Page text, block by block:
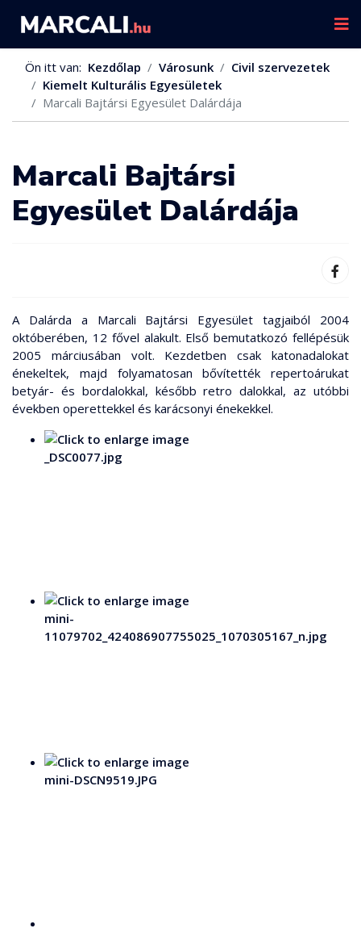
Ön itt van: Kezdőlap Városunk
Civil szervezetek
Kiemelt Kulturális Egyesületek
Marcali Bajtársi Egyesület Dalárdája
Marcali Bajtársi
Egyesület Dalárdája
A Dalárda a Marcali Bajtársi Egyesület tagjaiból 2004
októberében, 12 fővel alakult. Első bemutatkozó fellépésük
2005 márciusában volt. Kezdetben csak katonadalokat
énekeltek, majd folyamatosan bővítették repertoárukat
betyár- és bordalokkal, később retro dalokkal, az utóbbi
években operettekkel és karácsonyi énekekkel.